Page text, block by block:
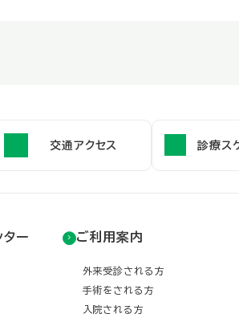
交通アクセス 診療ス
ー ご利用案内
外来受診される方
手術をされる方
入院される方